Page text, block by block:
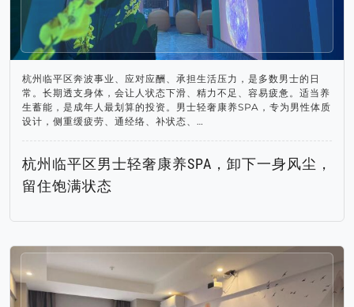
杭州临平区奔波事业、应对应酬、承担生活压力，是多数男士的日
常。长期透支身体，会让人状态下滑、精力不足、容易疲惫。适当养
生蓄能，是成年人最划算的投资。男士轻奢康养SPA，专为男性体质
设计，侧重缓疲劳、通经络、补状态、…
杭州临平区男士轻奢康养SPA，卸下一身风尘，
留住饱满状态